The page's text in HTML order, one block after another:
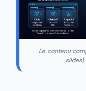
Le contenu